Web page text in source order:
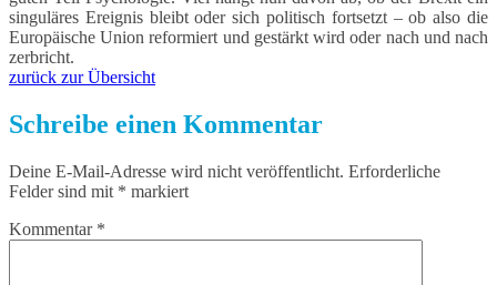
singuläres Ereignis bleibt oder sich politisch fortsetzt – ob also die
Europäische Union reformiert und gestärkt wird oder nach und nach
zerbricht.
zurück zur Übersicht
Schreibe einen Kommentar
Deine E-Mail-Adresse wird nicht veröffentlicht. Erforderliche
Felder sind mit * markiert
Kommentar *